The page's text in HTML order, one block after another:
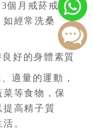
個月戒菸戒
經常洗桑
好的身體素質
適量的運動，
等食物，保
提高精子質
。